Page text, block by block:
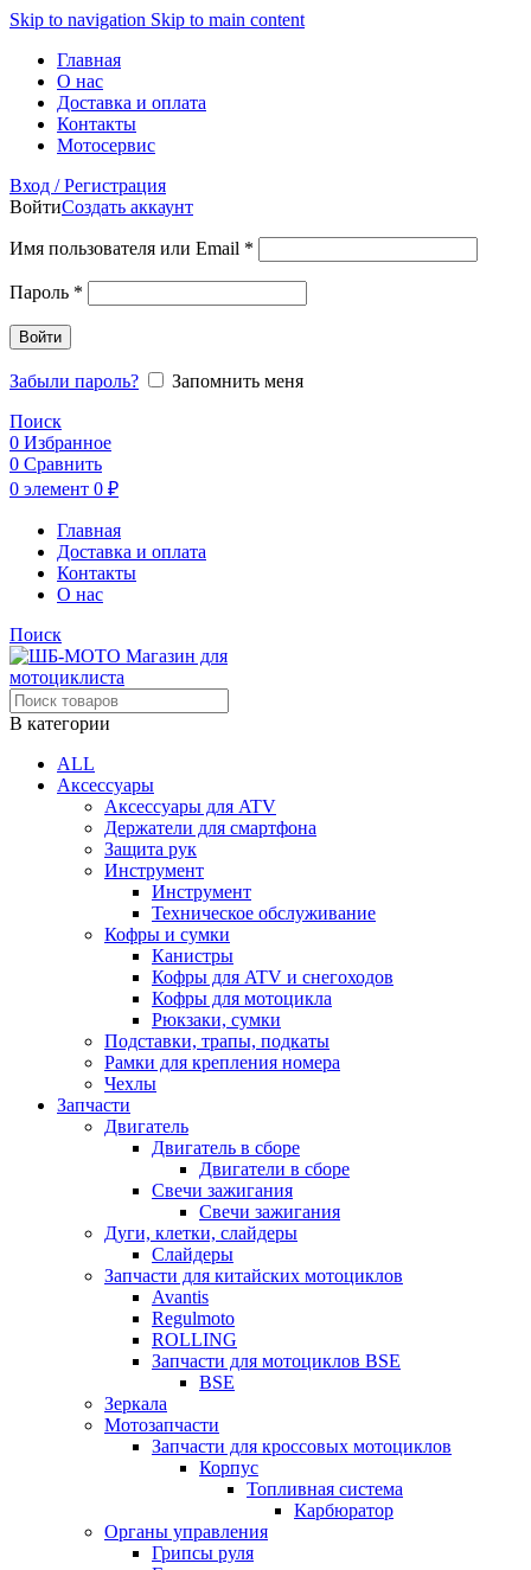
Skip to navigation Skip to main content
Главная
О нас
Доставка и оплата
Контакты
Мотосервис
Вход / Регистрация
ВойтиСоздать аккаунт
Имя пользователя или Email *
Пароль *
Войти
Забыли пароль?
Запомнить меня
Поиск
0 Избранное
0 Сравнить
0 элемент 0 ₽
Главная
Доставка и оплата
Контакты
О нас
Поиск
В категории
ALL
Аксессуары
Аксессуары для ATV
Держатели для смартфона
Защита рук
Инструмент
Инструмент
Техническое обслуживание
Кофры и сумки
Канистры
Кофры для ATV и снегоходов
Кофры для мотоцикла
Рюкзаки, сумки
Подставки, трапы, подкаты
Рамки для крепления номера
Чехлы
Запчасти
Двигатель
Двигатель в сборе
Двигатели в сборе
Свечи зажигания
Свечи зажигания
Дуги, клетки, слайдеры
Слайдеры
Запчасти для китайских мотоциклов
Avantis
Regulmoto
ROLLING
Запчасти для мотоциклов BSE
BSE
Зеркала
Мотозапчасти
Запчасти для кроссовых мотоциклов
Корпус
Топливная система
Карбюратор
Органы управления
Грипсы руля